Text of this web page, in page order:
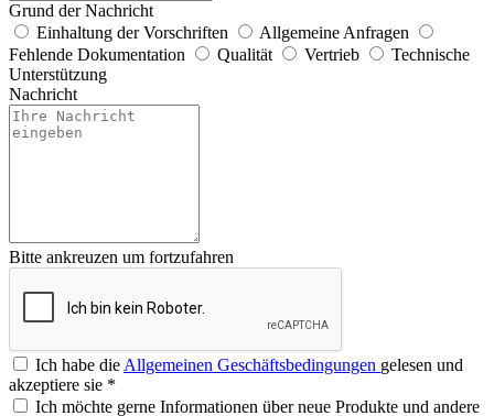
Grund der Nachricht
Einhaltung der Vorschriften
Allgemeine Anfragen
Fehlende Dokumentation
Qualität Vertrieb
Technische
Unterstützung
Nachricht
Bitte ankreuzen um fortzufahren
Ich habe dieAllgemeinen Geschäftsbedingungen gelesen und
akzeptiere sie *
Ich möchte gerne Informationen über neue Produkte und andere